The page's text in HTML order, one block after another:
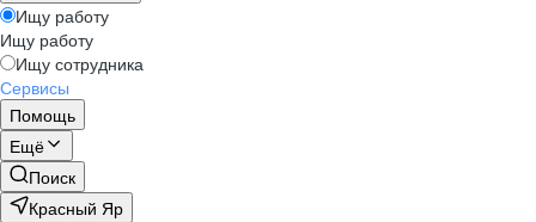
Ищу работу
Ищу работу
Ищу сотрудника
Сервисы
Помощь
Ещё
Поиск
Красный Яр